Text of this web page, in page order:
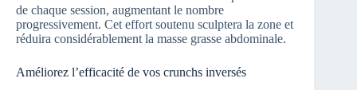
de chaque session, augmentant le nombre
progressivement. Cet effort soutenu sculptera la zone et
réduira considérablement la masse grasse abdominale.
Améliorez l’efficacité de vos crunchs inversés